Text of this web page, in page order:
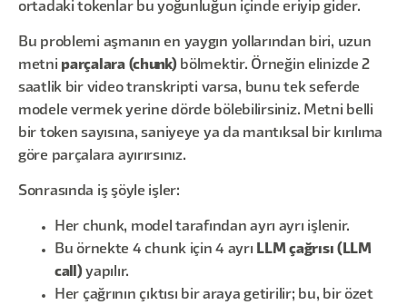
ortadaki tokenlar bu yoğunluğun içinde eriyip gider.
Bu problemi aşmanın en yaygın yollarından biri, uzun
metni parçalara (chunk) bölmektir. Örneğin elinizde 2
saatlik bir video transkripti varsa, bunu tek seferde
modele vermek yerine dörde bölebilirsiniz. Metni belli
bir token sayısına, saniyeye ya da mantıksal bir kırılıma
göre parçalara ayırırsınız.
Sonrasında iş şöyle işler:
Her chunk, model tarafından ayrı ayrı işlenir.
Bu örnekte 4 chunk için 4 ayrı LLM çağrısı (LLM
call) yapılır.
Her çağrının çıktısı bir araya getirilir; bu, bir özet